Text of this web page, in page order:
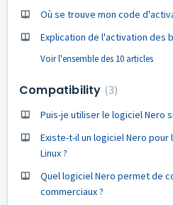
Où se trouve mon code
Explication de l'activation des
Voir l'ensemble des 10 articles
Compatibility 3
Puis-je utiliser le logiciel Nero
Existe-t-il un logiciel Nero
Linux ?
Quel logiciel Nero permet de
commerciaux ?